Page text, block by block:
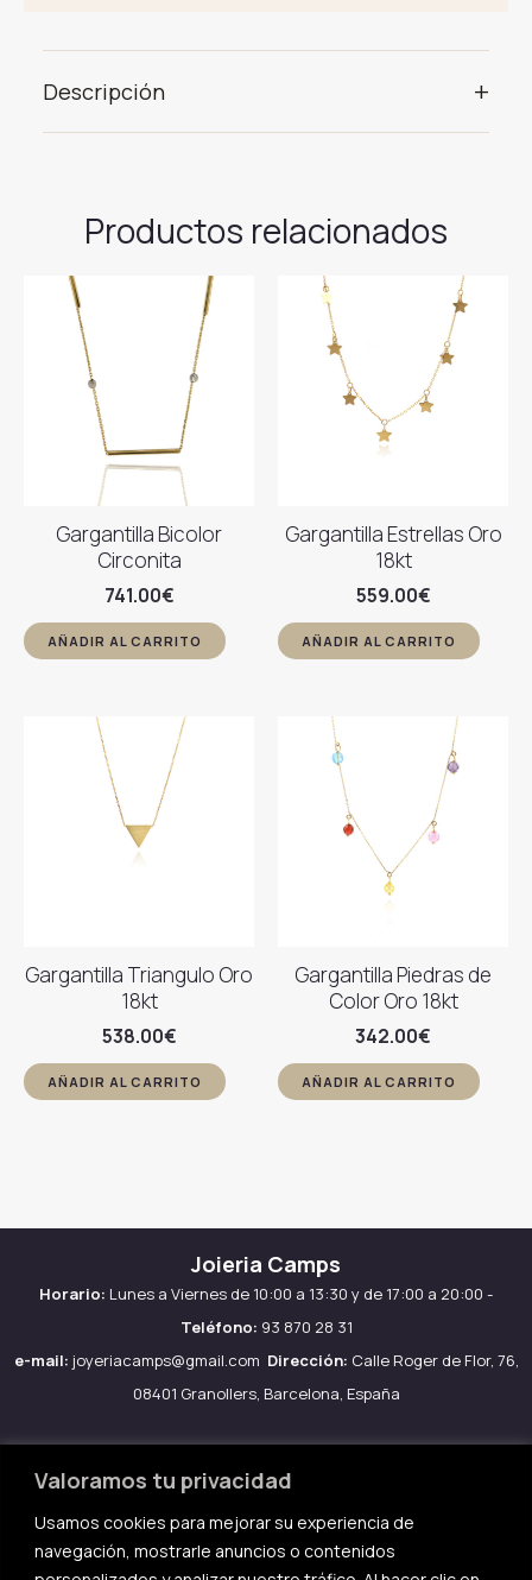
Valoramos tu privacidad
Usamos cookies para mejorar su experiencia de
navegación, mostrarle anuncios o contenidos
Descripción +
Productos relacionados
Gargantilla Bicolor
Circonita
741.00€
AÑADIR AL CARRITO
Gargantilla Estrellas Oro
18kt
559.00€
AÑADIR AL CARRITO
Gargantilla Triangulo Oro
18kt
538.00€
AÑADIR AL CARRITO
Gargantilla Piedras de
Color Oro 18kt
342.00€
AÑADIR AL CARRITO
Joieria Camps
Horario: Lunes a Viernes de 10:00 a 13:30 y de 17:00 a 20:00 -
Teléfono: 93 870 28 31
e-mail: joyeriacamps@gmail.com Dirección: Calle Roger de Flor, 76,
08401 Granollers, Barcelona, España
Aviso legal
Política de Cookies